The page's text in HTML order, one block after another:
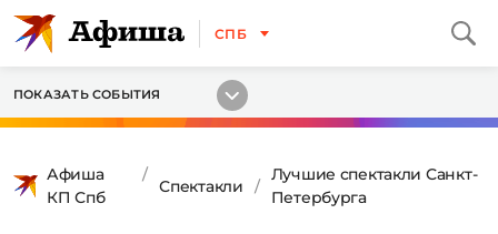
СПБ
ПОКАЗАТЬ СОБЫТИЯ
Афиша
КП Спб
Спектакли
Лучшие спектакли Санкт-
Петербурга